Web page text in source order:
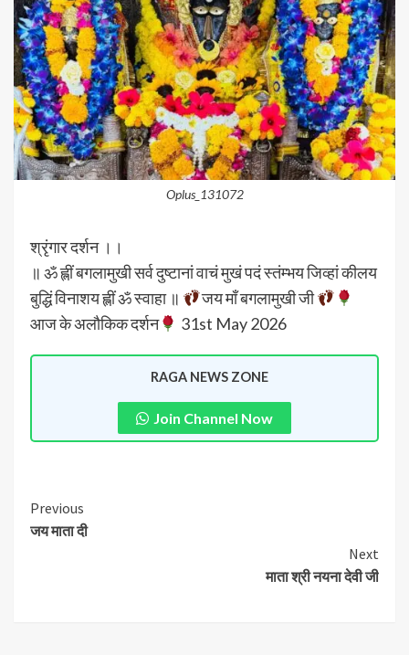
Oplus_131072
श्रृंगार दर्शन ।।
॥ ॐ ह्लीं बगलामुखी सर्व दुष्टानां वाचं मुखं पदं स्तंम्भय जिव्हां कीलय
बुद्धिं विनाशय ह्लीं ॐ स्वाहा ॥
जय माँ बगलामुखी जी
आज के अलौकिक दर्शन
31st May 2026
RAGA NEWS ZONE
Join Channel Now
Previous
जय माता दी
Next
माता श्री नयना देवी जी